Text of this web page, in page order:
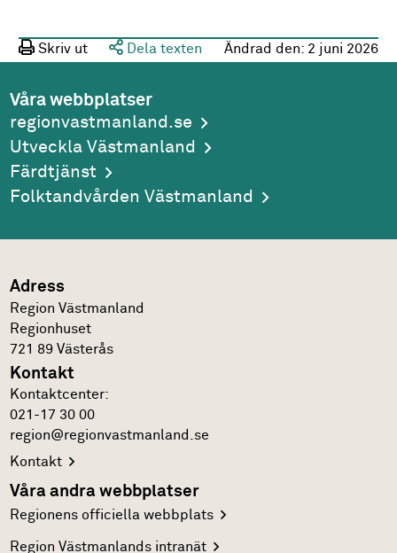
Skriv ut Dela texten Ändrad den: 2 juni 2026
Våra webbplatser
regionvastmanland.se
Utveckla Västmanland
Färdtjänst
Folktandvården Västmanland
Adress
Region Västmanland
Regionhuset
721 89 Västerås
Kontakt
Kontakt­center:
021-17 30 00
region@regionvastmanland.se
Kontakt
Våra andra webbplatser
Regionens officiellawebbplats
Region Västmanlandsintranät